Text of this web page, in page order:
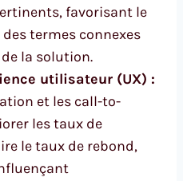
favorisant le
termes connexes
la solution.
utilisateur (UX) :
et les call-to-
les taux de
le taux de rebond,